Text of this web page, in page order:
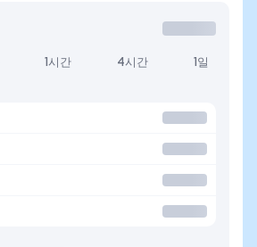
1시간 4시간 1일